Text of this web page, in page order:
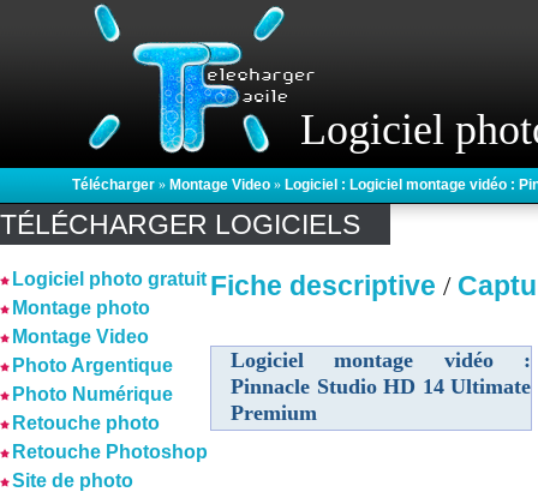
Logiciel
Télécharger » Montage Video » Logiciel : Logiciel montage vidéo :
TÉLÉCHARGER LOGICIELS
Logiciel photo gratuit
Montage photo
Montage Video
Photo Argentique
Photo Numérique
Retouche photo
Retouche Photoshop
Site de photo
Fiche descriptive /
Logiciel montage vidéo :
Pinnacle Studio HD 14 Ultimate
Premium